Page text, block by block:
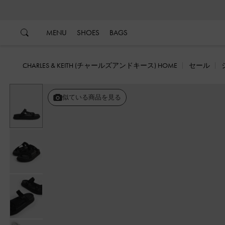
MENU SHOES BAGS
CHARLES & KEITH (チャールズアンドキース) HOME セール
似ている商品を見る